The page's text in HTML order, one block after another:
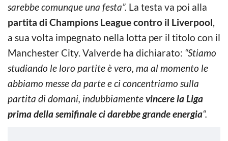
sarebbe comunque una festa”. La testa va poi alla
partita di Champions League contro il Liverpool,
a sua volta impegnato nella lotta per il titolo con il
Manchester City. Valverde ha dichiarato: “Stiamo
studiando le loro partite è vero, ma al momento le
abbiamo messe da parte e ci concentriamo sulla
partita di domani, indubbiamentevincere la Liga
prima della semifinale ci darebbe grande energia“.